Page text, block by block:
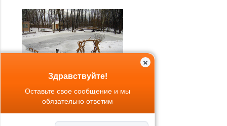
Здравствуйте!
Оставьте свое сообщение и мы
обязательно ответим